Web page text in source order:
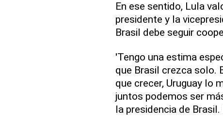
En ese sentido, Lula
presidente y la
Brasil debe seguir
'Tengo una estima
que Brasil crezca solo.
que crecer, Uruguay lo
juntos podemos ser
la presidencia de Brasil.